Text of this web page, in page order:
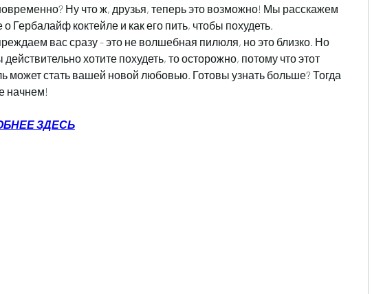
Ну что ж, друзья, теперь это возможно! Мы расскажем
о Гербалайф коктейле и как его пить, чтобы похудеть.
вас сразу - это не волшебная пилюля, но это близко. Но
хотите похудеть, то осторожно, потому что этот
может стать вашей новой любовью. Готовы узнать больше? Тогда
начнем!
ЗДЕСЬ